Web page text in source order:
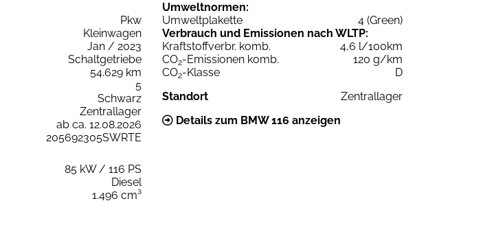
Pkw
Kleinwagen
Jan / 2023
Schaltgetriebe
54.629 km
5
Schwarz
Zentrallager
ab ca. 12.08.2026
205692305SWRTE
85 kW / 116 PS
Diesel
1.496 cm³
Umweltnormen:
Umweltplakette
4 (Green)
Verbrauch und Emissionen nach WLTP:
Kraftstoffverbr. komb.
4,6 l/100km
CO2-Emissionen komb.
120 g/km
CO2-Klasse
D
Standort
Zentrallager
Details zum BMW 116 anzeigen